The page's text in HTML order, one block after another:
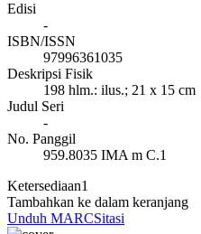
Edisi
-
ISBN/ISSN
97996361035
Deskripsi Fisik
198 hlm.: ilus.; 21 x 15 cm
Judul Seri
-
No. Panggil
959.8035 IMA m C.1
Ketersediaan1
Tambahkan ke dalam keranjang
Unduh MARCSitasi